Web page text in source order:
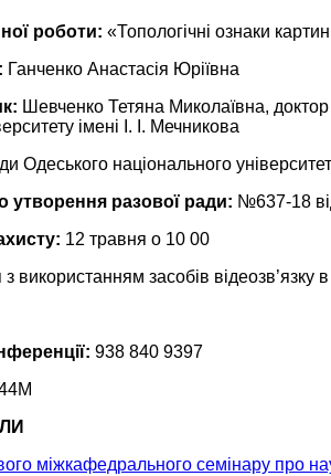
роботи: «Топологічні ознаки
Ганченко Анастасія Юріївна
Шевченко Тетяна Миколаївна, доктор
імені І. І. Мечникова
Одеського національного
утворення разової ради: №637-18
12 травня о 10 00
з використанням засобів
938 840 9397
міжкафедрального семінару про